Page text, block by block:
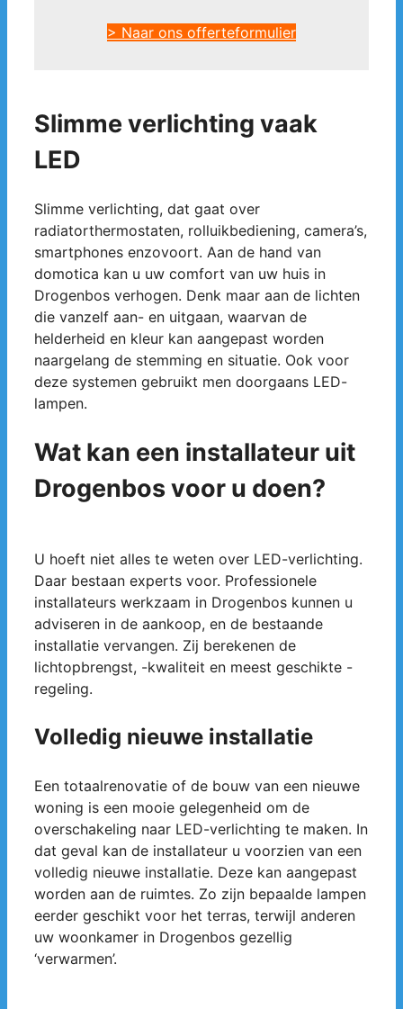
> Naar ons offerteformulier
Slimme verlichting vaak
LED
Slimme verlichting, dat gaat over
radiatorthermostaten, rolluikbediening, camera’s,
smartphones enzovoort. Aan de hand van
domotica kan u uw comfort van uw huis in
Drogenbos verhogen. Denk maar aan de lichten
die vanzelf aan- en uitgaan, waarvan de
helderheid en kleur kan aangepast worden
naargelang de stemming en situatie. Ook voor
deze systemen gebruikt men doorgaans LED-
lampen.
Wat kan een installateur uit
Drogenbos voor u doen?
U hoeft niet alles te weten over LED-verlichting.
Daar bestaan experts voor. Professionele
installateurs werkzaam in Drogenbos kunnen u
adviseren in de aankoop, en de bestaande
installatie vervangen. Zij berekenen de
lichtopbrengst, -kwaliteit en meest geschikte -
regeling.
Volledig nieuwe installatie
Een totaalrenovatie of de bouw van een nieuwe
woning is een mooie gelegenheid om de
overschakeling naar LED-verlichting te maken. In
dat geval kan de installateur u voorzien van een
volledig nieuwe installatie. Deze kan aangepast
worden aan de ruimtes. Zo zijn bepaalde lampen
eerder geschikt voor het terras, terwijl anderen
uw woonkamer in Drogenbos gezellig
‘verwarmen’.